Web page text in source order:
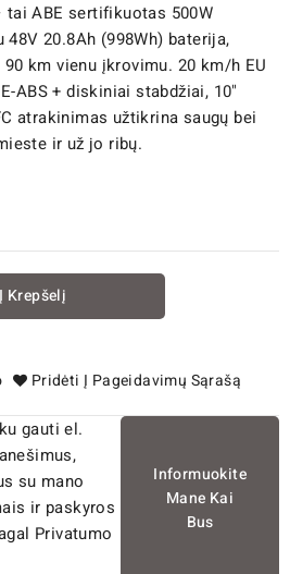
tai ABE sertifikuotas 500W
20.8Ah (998Wh) baterija,
km vienu įkrovimu. 20 km/h EU
ABS + diskiniai stabdžiai, 10"
atrakinimas užtikrina saugų bei
ir už jo ribų.
Į Krepšelį
Pridėti Į Pageidavimų Sąrašą
gauti el.
su mano
ir paskyros
Privatumo
Informuokite
Mane Kai
Bus